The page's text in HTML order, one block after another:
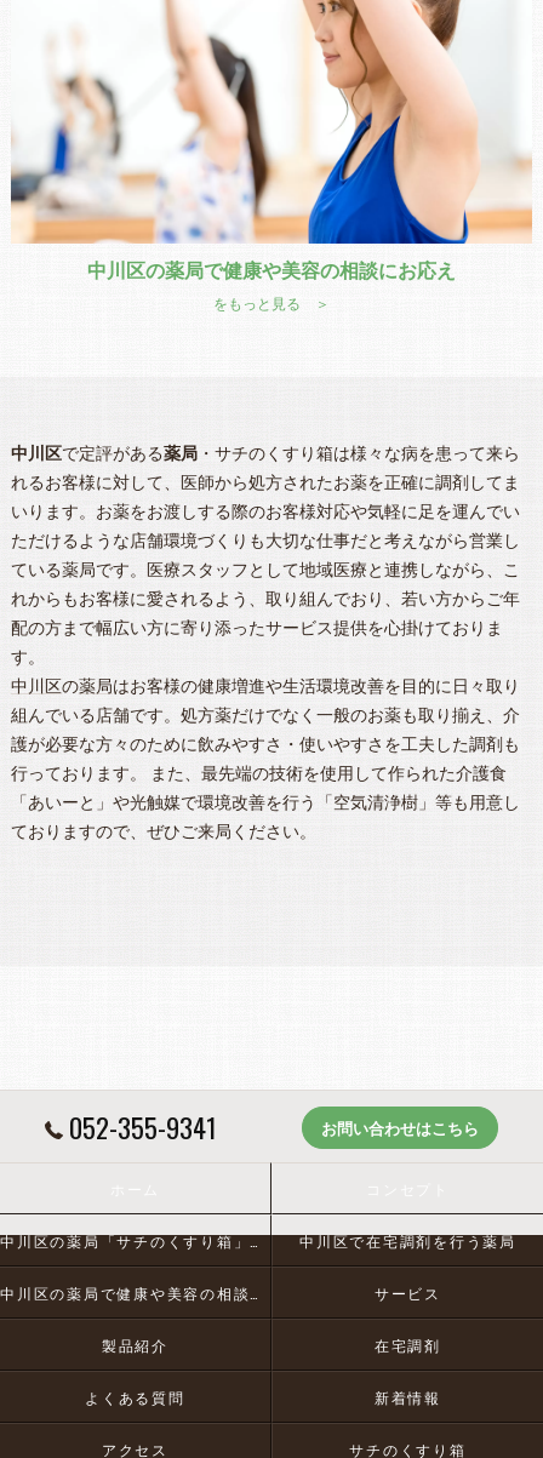
中川区の薬局で健康や美容の相談にお応え
をもっと見る ＞
中川区で定評がある薬局・サチのくすり箱は様々な病を患って来ら
れるお客様に対して、医師から処方されたお薬を正確に調剤してま
いります。お薬をお渡しする際のお客様対応や気軽に足を運んでい
ただけるような店舗環境づくりも大切な仕事だと考えながら営業し
ている薬局です。医療スタッフとして地域医療と連携しながら、こ
れからもお客様に愛されるよう、取り組んでおり、若い方からご年
配の方まで幅広い方に寄り添ったサービス提供を心掛けておりま
す。
中川区の薬局はお客様の健康増進や生活環境改善を目的に日々取り
組んでいる店舗です。処方薬だけでなく一般のお薬も取り揃え、介
護が必要な方々のために飲みやすさ・使いやすさを工夫した調剤も
行っております。 また、最先端の技術を使用して作られた介護食
「あいーと」や光触媒で環境改善を行う「空気清浄樹」等も用意し
ておりますので、ぜひご来局ください。
052-355-9341 お問い合わせはこちら
中川区の薬局「サチのくすり箱」とは 中川区で在宅調剤を行う薬局
サービス
製品紹介 在宅調剤
よくある質問 新着情報
アクセス サチのくすり箱